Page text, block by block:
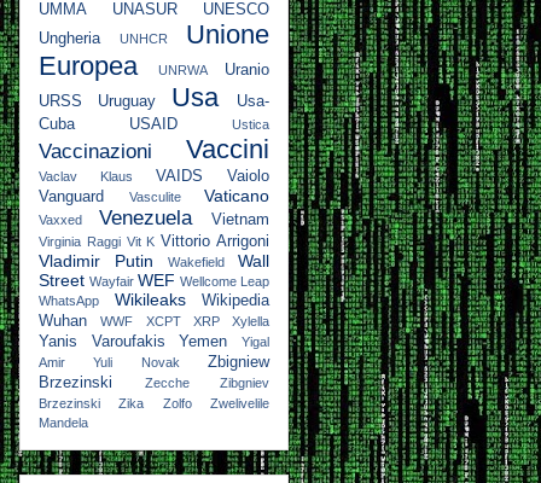
UMMA UNASUR
UNESCO
Ungheria
UNHCR
Unione
Europea
UNRWA
Uranio
URSS
Uruguay Usa
Usa-
Cuba
USAID Ustica
Vaccinazioni Vaccini
Vaclav Klaus VAIDS
Vaiolo
Vanguard
Vasculite Vaticano
Vaxxed Venezuela Vietnam
Virginia Raggi Vit K Vittorio Arrigoni
Vladimir Putin Wakefield
Wall
Street Wayfair WEF Wellcome Leap
WhatsApp
Wikileaks
Wikipedia
Wuhan
WWF XCPT XRP Xylella
Yanis Varoufakis Yemen
Yigal
Amir
Yuli Novak
Zbigniew
Brzezinski
Zecche
Zibgniev
Brzezinski
Zika Zolfo
Zwelivelile
Mandela